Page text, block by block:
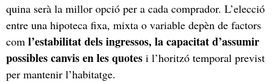
quina serà la millor opció per a cada comprador. L’elecció
entre una hipoteca fixa, mixta o variable depèn de factors
com l’estabilitat dels ingressos, la capacitat d’assumir
possibles canvis en les quotes i l’horitzó temporal previst
per mantenir l’habitatge.